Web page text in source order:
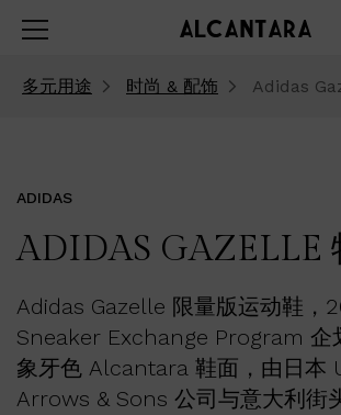
多元用途 时尚 & 配饰 Adidas
ADIDAS
ADIDAS GAZELLE
Adidas Gazelle 限量版运动鞋，
Sneaker Exchange Program 企
象牙色 Alcantara 鞋面，由日本
Arrows & Sons 公司与意大利街